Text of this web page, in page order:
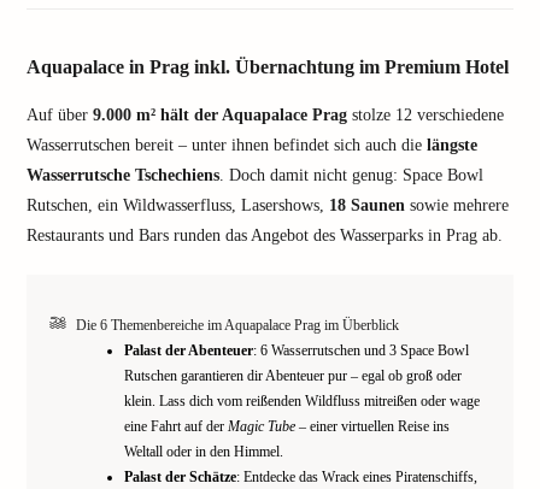
Aquapalace in Prag inkl. Übernachtung im Premium Hotel
Auf über 9.000 m² hält der Aquapalace Prag stolze 12 verschiedene
Wasserrutschen bereit – unter ihnen befindet sich auch die längste
Wasserrutsche Tschechiens. Doch damit nicht genug: Space Bowl
Rutschen, ein Wildwasserfluss, Lasershows, 18 Saunen sowie mehrere
Restaurants und Bars runden das Angebot des Wasserparks in Prag ab.
Die 6 Themenbereiche im Aquapalace Prag im Überblick
Palast der Abenteuer: 6 Wasserrutschen und 3 Space Bowl
Rutschen garantieren dir Abenteuer pur – egal ob groß oder
klein. Lass dich vom reißenden Wildfluss mitreißen oder wage
eine Fahrt auf der Magic Tube – einer virtuellen Reise ins
Weltall oder in den Himmel.
Palast der Schätze: Entdecke das Wrack eines Piratenschiffs,